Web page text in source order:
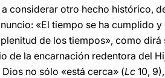
considerar otro hecho histórico,
«El tiempo se ha cumplido
de los tiempos», como
de la encarnación redentora del
no sólo «está cerca» (Lc 10,